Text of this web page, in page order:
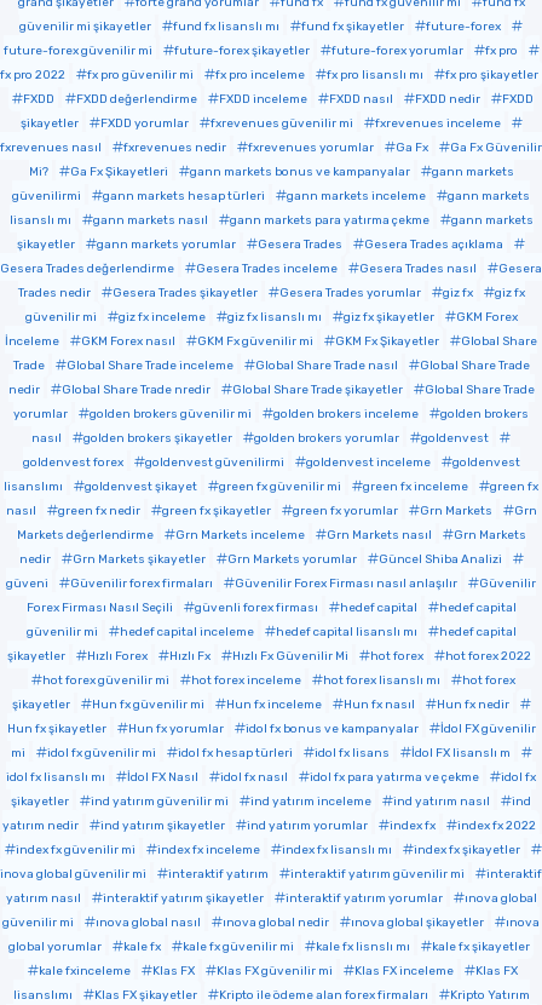
güvenilir mi şikayetler
fund fx lisanslı mı fund fx şikayetler
future-forex
future-forex güvenilir mi
future-forex şikayetler future-forex yorumlar
fx pro
fx pro 2022
fx pro güvenilir mi fx pro inceleme fx pro lisanslı mı
fx pro şikayetler
FXDD
FXDD değerlendirme FXDD inceleme FXDD nasıl FXDD nedir
FXDD
şikayetler
FXDD yorumlar fxrevenues güvenilir mi
fxrevenues inceleme
fxrevenues nasıl
fxrevenues nedir fxrevenues yorumlar Ga Fx
Ga Fx Güvenilir
Mi?
Ga Fx Şikayetleri gann markets bonus ve kampanyalar
gann markets
güvenilirmi
gann markets hesap türleri gann markets inceleme
gann markets
lisanslı mı
gann markets nasıl gann markets para yatırma çekme
gann markets
şikayetler
gann markets yorumlar Gesera Trades
Gesera Trades açıklama
Gesera Trades değerlendirme
Gesera Trades inceleme Gesera Trades nasıl
Gesera
Trades nedir
Gesera Trades şikayetler Gesera Trades yorumlar giz fx
giz fx
güvenilir mi
giz fx inceleme giz fx lisanslı mı giz fx şikayetler
GKM Forex
İnceleme
GKM Forex nasıl GKM Fx güvenilir mi GKM Fx Şikayetler
Global Share
Trade
Global Share Trade inceleme Global Share Trade nasıl
Global Share Trade
nedir
Global Share Trade nredir Global Share Trade şikayetler
Global Share Trade
yorumlar
golden brokers güvenilir mi golden brokers inceleme
golden brokers
nasıl
golden brokers şikayetler golden brokers yorumlar
goldenvest
goldenvest forex
goldenvest güvenilirmi goldenvest inceleme
goldenvest
lisanslımı
goldenvest şikayet green fx güvenilir mi green fx inceleme
green fx
nasıl
green fx nedir green fx şikayetler green fx yorumlar Grn Markets
Grn
Markets değerlendirme
Grn Markets inceleme Grn Markets nasıl
Grn Markets
nedir
Grn Markets şikayetler Grn Markets yorumlar
Güncel Shiba Analizi
güveni
Güvenilir forex firmaları Güvenilir Forex Firması nasıl anlaşılır
Güvenilir
Forex Firması Nasıl Seçili
güvenli forex firması hedef capital
hedef capital
güvenilir mi
hedef capital inceleme hedef capital lisanslı mı
hedef capital
şikayetler
Hızlı Forex Hızlı Fx Hızlı Fx Güvenilir Mi hot forex
hot forex 2022
hot forex güvenilir mi
hot forex inceleme hot forex lisanslı mı
hot forex
şikayetler
Hun fx güvenilir mi Hun fx inceleme Hun fx nasıl
Hun fx nedir
Hun fx şikayetler
Hun fx yorumlar idol fx bonus ve kampanyalar
İdol FX güvenilir
mi
idol fx güvenilir mi idol fx hesap türleri idol fx lisans
İdol FX lisanslı m
idol fx lisanslı mı
İdol FX Nasıl idol fx nasıl idol fx para yatırma ve çekme
idol fx
şikayetler
ind yatırım güvenilir mi ind yatırım inceleme ind yatırım nasıl
ind
yatırım nedir
ind yatırım şikayetler ind yatırım yorumlar index fx
index fx 2022
index fx güvenilir mi
index fx inceleme index fx lisanslı mı
index fx şikayetler
inova global güvenilir mi
interaktif yatırım interaktif yatırım güvenilir mi
interaktif
yatırım nasıl
interaktif yatırım şikayetler interaktif yatırım yorumlar
ınova global
güvenilir mi
ınova global nasıl ınova global nedir ınova global şikayetler
ınova
global yorumlar
kale fx kale fx güvenilir mi kale fx lisnslı mı
kale fx şikayetler
kale fxinceleme
Klas FX Klas FX güvenilir mi Klas FX inceleme
Klas FX
lisanslımı
Klas FX şikayetler Kripto ile ödeme alan forex firmaları
Kripto Yatırım